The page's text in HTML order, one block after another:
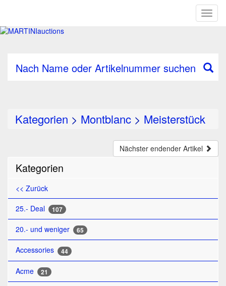
Nach Name oder Artikelnummer suchen
Kategorien > Montblanc > Meisterstück
Nächster endender Artikel
Kategorien
<< Zurück
25.- Deal
107
20.- und weniger 65
Accessories 44
Acme 21